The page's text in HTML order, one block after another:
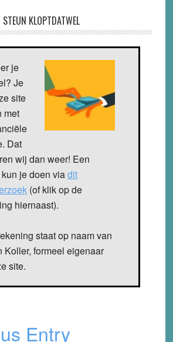
STEUN KLOPTDATWEL
je
Je
site
met
Dat
wij dan weer! Een
je doen viadit
(of klik op de
hiernaast).
staat op naam van
Koller, formeel eigenaar
site.
Entry